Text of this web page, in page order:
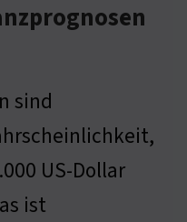
sind
US-Dollar
ist